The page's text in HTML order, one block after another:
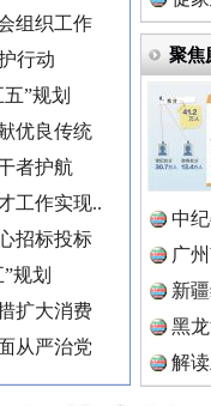
组织工作
行动
”规划
优良传统
者护航
工作实现..
招标投标
规划
扩大消费
从严治党
聚焦
中
广
新
黑
解
民新
众新
民新
共新
起向未来